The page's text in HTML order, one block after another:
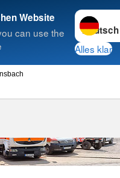
Website
can use the
Sprache
Alles klar
Suche